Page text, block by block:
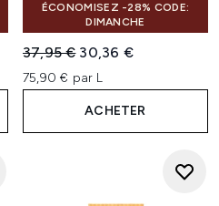
ÉCONOMISEZ -28% CODE:
DIMANCHE
Prix de vente :
37,95 € Prix ​​actuel :
30,36 €
75,90 € par L
ACHETER